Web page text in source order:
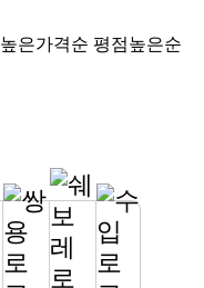
높은가격순 평점높은순